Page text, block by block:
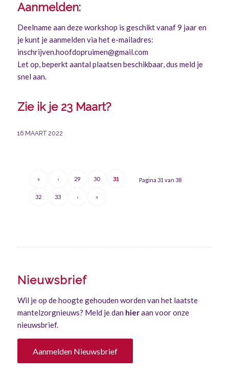
Aanmelden:
Deelname aan deze workshop is geschikt vanaf 9 jaar en
je kunt je aanmelden via het e-mailadres:
inschrijven.hoofdopruimen@gmail.com
Let op, beperkt aantal plaatsen beschikbaar, dus meld je
snel aan.
Zie ik je 23 Maart?
16 MAART 2022
Pagina 31 van 38
« ‹ 29 30 31
32 33 › »
Nieuwsbrief
Wil je op de hoogte gehouden worden van het laatste
mantelzorgnieuws? Meld je dan hieraan voor onze
nieuwsbrief.
Aanmelden Nieuwsbrief